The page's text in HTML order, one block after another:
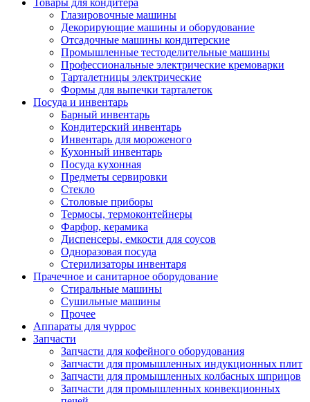
Товары для кондитера
Глазировочные машины
Декорирующие машины и оборудование
Отсадочные машины кондитерские
Промышленные тестоделительные машины
Профессиональные электрические кремоварки
Тарталетницы электрические
Формы для выпечки тарталеток
Посуда и инвентарь
Барный инвентарь
Кондитерский инвентарь
Инвентарь для мороженого
Кухонный инвентарь
Посуда кухонная
Предметы сервировки
Стекло
Столовые приборы
Термосы, термоконтейнеры
Фарфор, керамика
Диспенсеры, емкости для соусов
Одноразовая посуда
Стерилизаторы инвентаря
Прачечное и санитарное оборудование
Стиральные машины
Сушильные машины
Прочее
Аппараты для чуррос
Запчасти
Запчасти для кофейного оборудования
Запчасти для промышленных индукционных плит
Запчасти для промышленных колбасных шприцов
Запчасти для промышленных конвекционных